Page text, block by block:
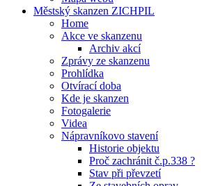
Městský skanzen ZICHPIL
Home
Akce ve skanzenu
Archiv akcí
Zprávy ze skanzenu
Prohlídka
Otvírací doba
Kde je skanzen
Fotogalerie
Videa
Nápravníkovo stavení
Historie objektu
Proč zachránit č.p.338 ?
Stav při převzetí